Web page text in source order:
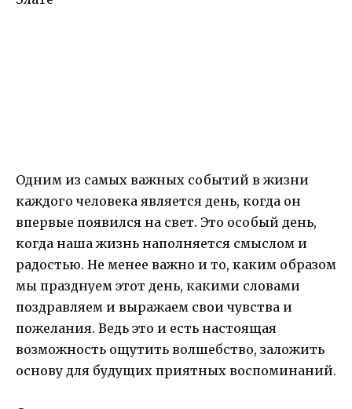
Одним из самых важных событий в жизни
каждого человека является день, когда он
впервые появился на свет. Это особый день,
когда наша жизнь наполняется смыслом и
радостью. Не менее важно и то, каким образом
мы празднуем этот день, какими словами
поздравляем и выражаем свои чувства и
пожелания. Ведь это и есть настоящая
возможность ощутить волшебство, заложить
основу для будущих приятных воспоминаний.